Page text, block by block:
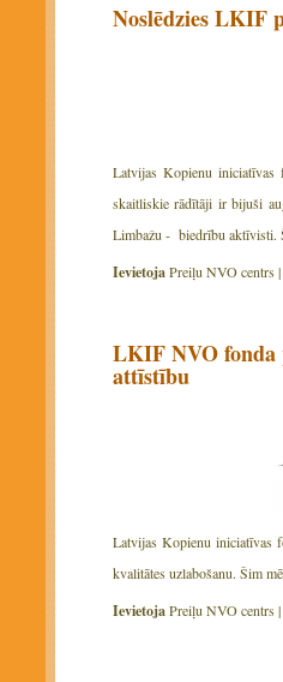
Noslēdzies LKIF
Latvijas Kopienu
skaitliskie rādītāji ir bijuši
Limbažu - biedrību aktīvisti.
IevietojaPreiļu NVO centrs |
LKIF NVO fonda
attīstību
Latvijas Kopienu iniciatīvas
kvalitātes uzlabošanu. Šim
IevietojaPreiļu NVO centrs |